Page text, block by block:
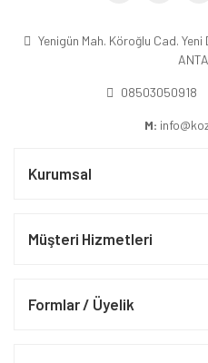
Yenigün Mah. Köroğlu Cad.
08503050918
M:
Kurumsal
Müşteri Hizmetleri
Formlar / Üyelik